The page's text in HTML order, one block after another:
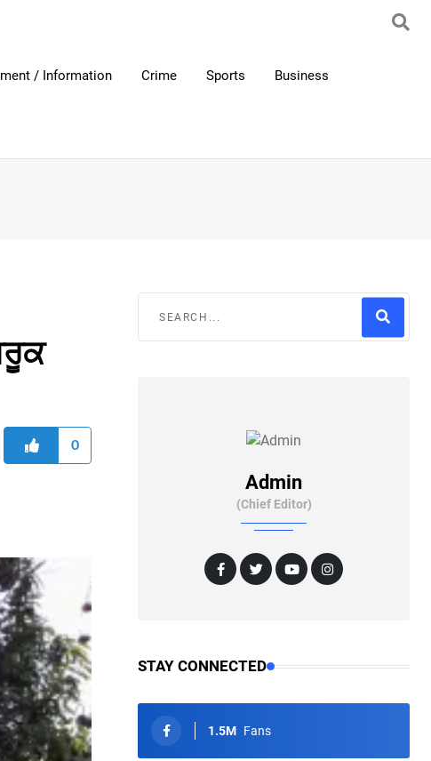
/ Information Crime Sports Business
0
Admin
(Chief Editor)
STAY CONNECTED
1.5M Fans